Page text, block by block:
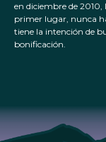
en diciembre de 2010,
primer lugar, nunca
tiene la intención de
bonificación.